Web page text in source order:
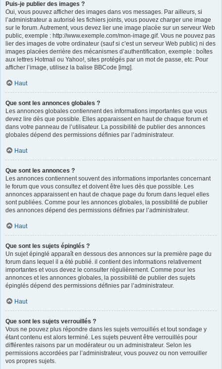
Puis-je publier des images ?
Oui, vous pouvez afficher des images dans vos messages. Par ailleurs, si
l’administrateur a autorisé les fichiers joints, vous pouvez charger une image
sur le forum. Autrement, vous devez lier une image placée sur un serveur Web
public, exemple : http://www.exemple.com/mon-image.gif. Vous ne pouvez pas
lier des images de votre ordinateur (sauf si c’est un serveur Web public) ni des
images placées derrière des mécanismes d’authentification, exemple : boîtes
aux lettres Hotmail ou Yahoo!, sites protégés par un mot de passe, etc. Pour
afficher l’image, utilisez la balise BBCode [img].
Haut
Que sont les annonces globales ?
Les annonces globales contiennent des informations importantes que vous
devez lire dès que possible. Elles apparaissent en haut de chaque forum et
dans votre panneau de l’utilisateur. La possibilité de publier des annonces
globales dépend des permissions définies par l’administrateur.
Haut
Que sont les annonces ?
Les annonces contiennent souvent des informations importantes concernant
le forum que vous consultez et doivent être lues dès que possible. Les
annonces apparaissent en haut de chaque page du forum dans lequel elles
sont publiées. Comme pour les annonces globales, la possibilité de publier
des annonces dépend des permissions définies par l’administrateur.
Haut
Que sont les sujets épinglés ?
Un sujet épinglé apparaît en dessous des annonces sur la première page du
forum dans lequel il a été publié. il contient des informations relativement
importantes et vous devez le consulter régulièrement. Comme pour les
annonces et les annonces globales, la possibilité de publier des sujets
épinglés dépend des permissions définies par l’administrateur.
Haut
Que sont les sujets verrouillés ?
Vous ne pouvez plus répondre dans les sujets verrouillés et tout sondage y
étant contenu est alors terminé. Les sujets peuvent être verrouillés pour
différentes raisons par un modérateur ou un administrateur. Selon les
permissions accordées par l’administrateur, vous pouvez ou non verrouiller
vos propres sujets.